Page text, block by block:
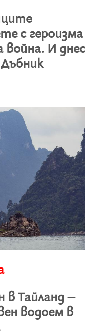
с героизма
война. И днес
в Тайланд –
водоем в